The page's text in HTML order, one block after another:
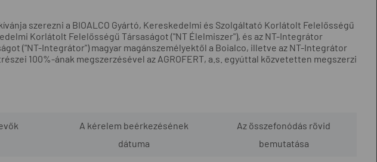
szerezni a BIOALCO Gyártó, Kereskedelmi és Szolgáltató Korlátolt Felelősségű
Korlátolt Felelősségű Társaságot ("NT Élelmiszer"), és az NT-Integrátor
("NT-Integrátor") magyar magánszemélyektől a Boialco, illetve az NT-Integrátor
100%-ának megszerzésével az AGROFERT, a.s. egyúttal közvetetten megszerzi
A kérelem beérkezésének
dátuma
Az összefonódás rövid
bemutatása